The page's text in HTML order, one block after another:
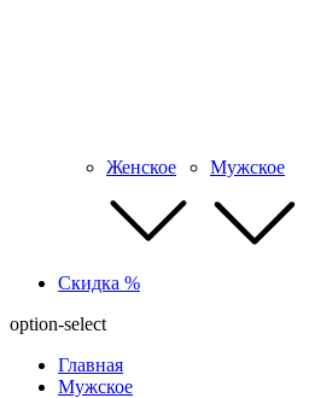
Женское Мужское
Скидка %
option-select
Главная
Мужское